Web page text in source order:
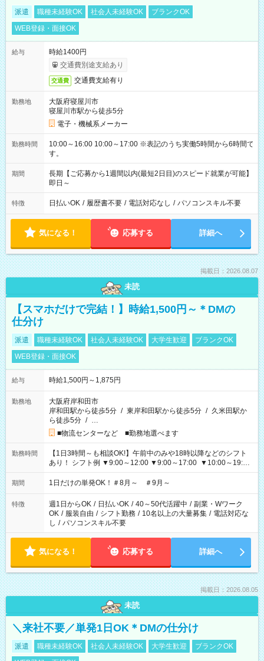
派遣 職種未経験OK 社会人未経験OK
ブランクOK
WEB登録・面接OK
給与
時給1400円
交通費別途支給あり
交通費 交通費支給有り
勤務地
大阪府寝屋川市
寝屋川市駅から徒歩5分
電子・機械系メーカー
勤務時間
10:00～16:00 10:00～17:00 ※表記のうち実働5時間から6時間で
す。
期間
長期【ご応募から1週間以内(最短2日目)のスピード就業が可能】
即日～
特徴 日払いOK / 履歴書不要 / 電話対応なし / パソコンスキル不要
気になる！ 応募する 詳細へ
掲載日：2026.08.07
未読
【スマホだけで完結！】時給1,500円～＊DMの
仕分け
派遣 職種未経験OK 社会人未経験OK 大学生歓迎
ブランクOK
WEB登録・面接OK
給与 時給1,500円～1,875円
勤務地
大阪府岸和田市
岸和田駅から徒歩5分 / 東岸和田駅から徒歩5分 / 久米田駅か
ら徒歩5分 / …
■物流センターなど ■勤務地選べます
勤務時間
【1日3時間～も相談OK!】午前中のみや18時以降などのシフト
あり！ シフト例 ▼9:00～12:00 ▼9:00～17:00 ▼10:00～19:00
▼18:00～21:00
期間 1日だけの単発OK！＃8月～ ＃9月～
特徴 週1日からOK / 日払いOK / 40～50代活躍中 / 副業・Wワーク
OK / 服装自由 / シフト勤務 / 10名以上の大量募集 / 電話対応な
し / パソコンスキル不要
気になる！ 応募する 詳細へ
掲載日：2026.08.05
未読
＼来社不要／単発1日OK＊DMの仕分け
派遣 職種未経験OK 社会人未経験OK 大学生歓迎
ブランクOK